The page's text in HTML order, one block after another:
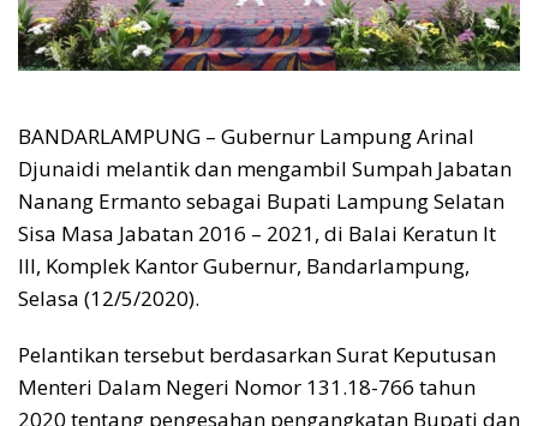
BANDARLAMPUNG – Gubernur Lampung Arinal
Djunaidi melantik dan mengambil Sumpah Jabatan
Nanang Ermanto sebagai Bupati Lampung Selatan
Sisa Masa Jabatan 2016 – 2021, di Balai Keratun lt
III, Komplek Kantor Gubernur, Bandarlampung,
Selasa (12/5/2020).
Pelantikan tersebut berdasarkan Surat Keputusan
Menteri Dalam Negeri Nomor 131.18-766 tahun
2020 tentang pengesahan pengangkatan Bupati dan